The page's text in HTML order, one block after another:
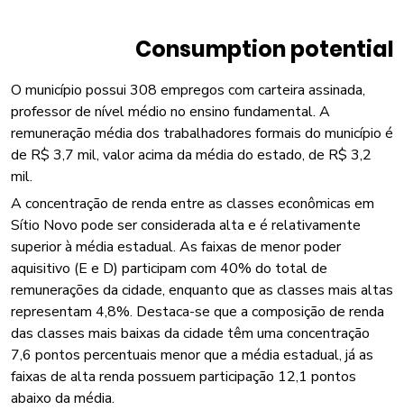
Consumption potential
O município possui 308 empregos com carteira assinada,
professor de nível médio no ensino fundamental. A
remuneração média dos trabalhadores formais do município é
de R$ 3,7 mil, valor acima da média do estado, de R$ 3,2
mil.
A concentração de renda entre as classes econômicas em
Sítio Novo pode ser considerada alta e é relativamente
superior à média estadual. As faixas de menor poder
aquisitivo (E e D) participam com 40% do total de
remunerações da cidade, enquanto que as classes mais altas
representam 4,8%. Destaca-se que a composição de renda
das classes mais baixas da cidade têm uma concentração
7,6 pontos percentuais menor que a média estadual, já as
faixas de alta renda possuem participação 12,1 pontos
abaixo da média.